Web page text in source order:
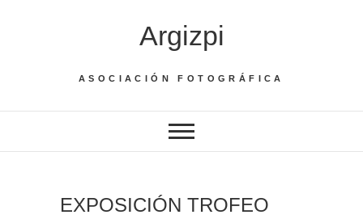
Argizpi
ASOCIACIÓN FOTOGRÁFICA
EXPOSICIÓN TROFEO